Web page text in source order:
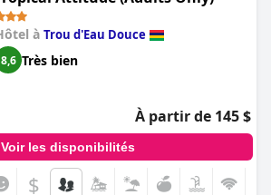
pleinement, comme ils le disent :
Bien que certains clients aient
n'est peut-être pas à la hauteur des
il reste une excellente option pour ceux qui
reposante.
à Trou d'Eau Douce
8,6 Très bien
À partir de 145 $
Voir les disponibilités
$